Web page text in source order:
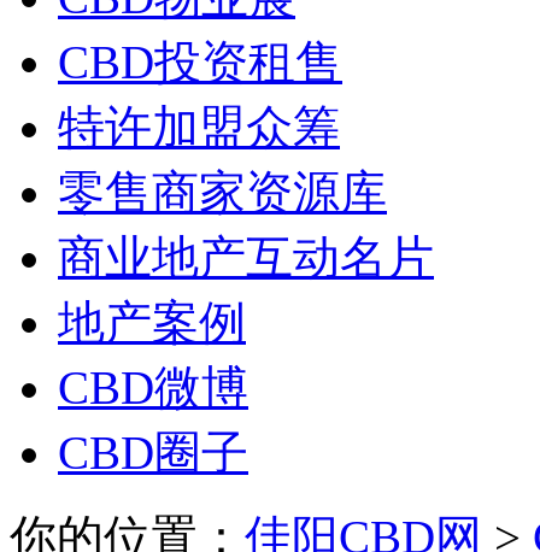
CBD投资租售
特许加盟众筹
零售商家资源库
商业地产互动名片
地产案例
CBD微博
CBD圈子
你的位置： 佳阳CBD网 >